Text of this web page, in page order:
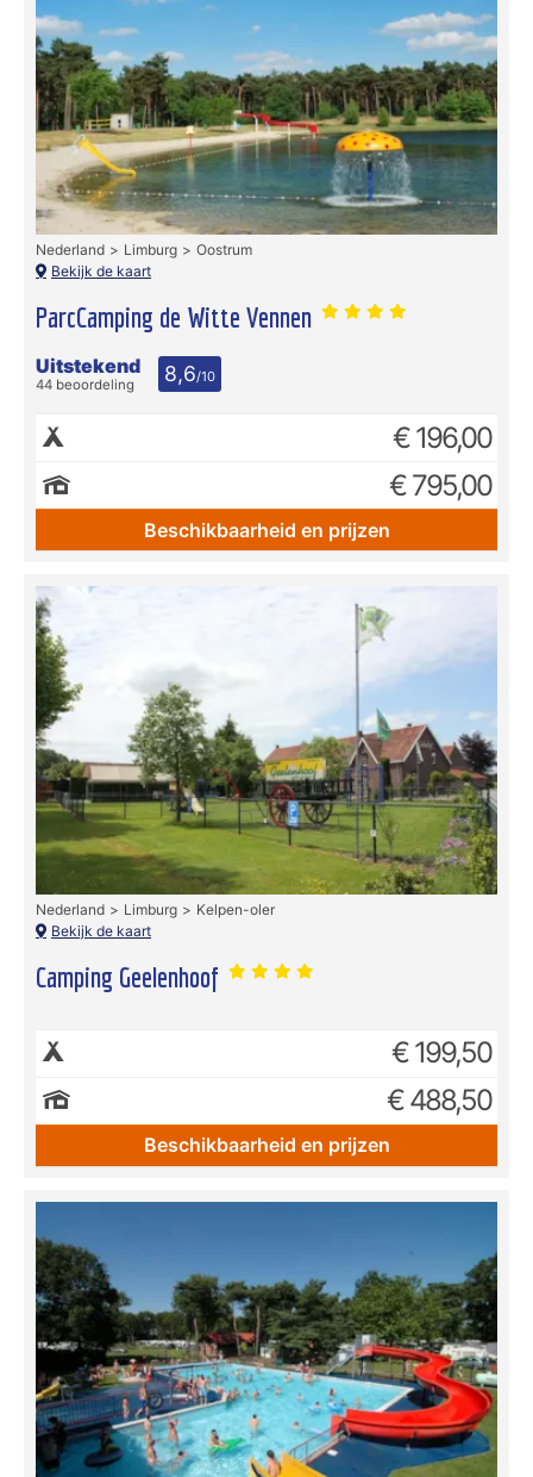
ParcCamping de Witte Vennen
Nederland Limburg
Oostrum
Bekijk de kaart
Uitstekend
44 beoordeling 8,6/10
€ 196,00
€ 795,00
Beschikbaarheid en prijzen
Camping Geelenhoof
Nederland Limburg
Kelpen-oler
Bekijk de kaart
€ 199,50
€ 488,50
Beschikbaarheid en prijzen